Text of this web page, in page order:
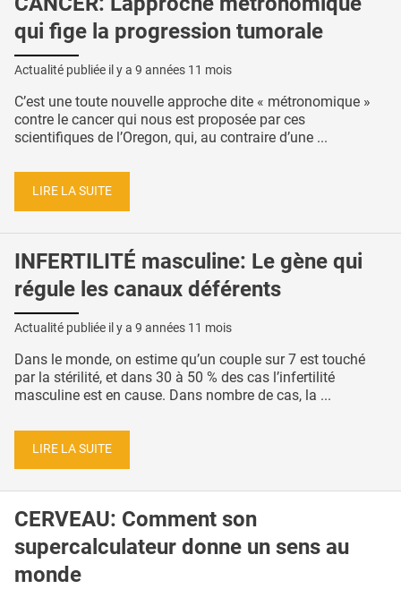
qui fige la progression tumorale
Actualité publiée il y a 9 années 11 mois
C’est une toute nouvelle approche dite « métronomique »
contre le cancer qui nous est proposée par ces
scientifiques de l’Oregon, qui, au contraire d’une ...
LIRE LA SUITE
INFERTILITÉ masculine: Le gène qui
régule les canaux déférents
Actualité publiée il y a 9 années 11 mois
Dans le monde, on estime qu’un couple sur 7 est touché
par la stérilité, et dans 30 à 50 % des cas l’infertilité
masculine est en cause. Dans nombre de cas, la ...
LIRE LA SUITE
CERVEAU: Comment son
supercalculateur donne un sens au
monde